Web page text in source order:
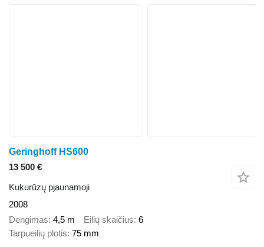
Geringhoff HS600
13 500 €
Kukurūzų pjaunamoji
2008
Dengimas 4,5 m Eilių skaičius 6
Tarpueilių plotis 75 mm